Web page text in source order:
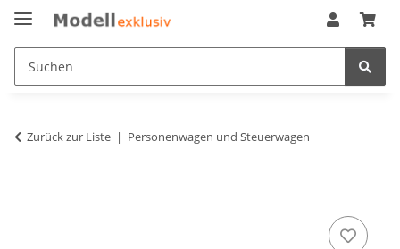
Zurück zur Liste Personenwagen und Steuerwagen